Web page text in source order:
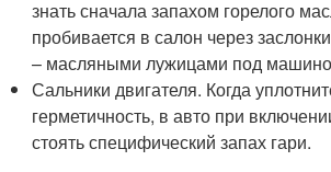
знать сначала запахом горелого
пробивается в салон через
– масляными лужицами под
Сальники двигателя. Когда
герметичность, в авто при
стоять специфический запах гари.